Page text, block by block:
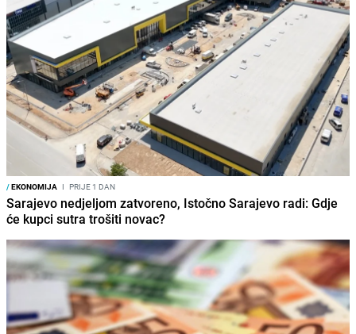
/EKONOMIJA I PRIJE 1 DAN
Sarajevo nedjeljom zatvoreno, Istočno Sarajevo radi: Gdje
će kupci sutra trošiti novac?